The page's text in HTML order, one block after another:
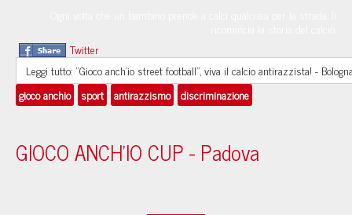
Twitter
Leggi tutto: “Gioco anch’io street football”, viva il calcio antirazzista! -
gioco anchio
sport antirazzismo discriminazione
GIOCO ANCH’IO CUP - Padova